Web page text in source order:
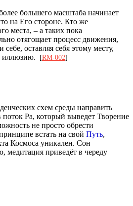
большего масштаба начинает
на Его стороне. Кто же
места, – а таких пока
отягощает процесс движения,
себе, оставляя себя этому месту,
иллюзию.
[RM-002]
схем среды направить
Ра, который выведет Творение
не просто обрести
встать на свой Путь,
Космоса уникален. Сон
медитация приведёт в череду